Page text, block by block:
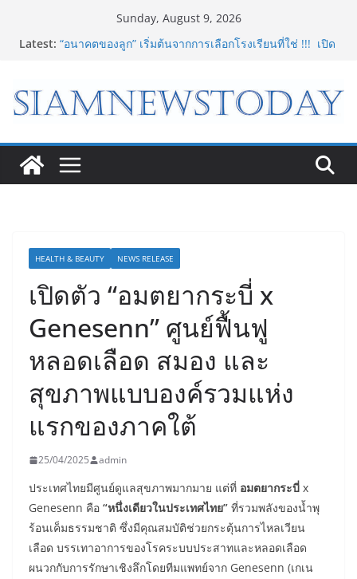
Sunday, August 9, 2026
Latest: “อนาคตของลูก” เริ่มต้นจากการเลือกโรงเรียนที่ใช่ !!! เปิด
Premium Store แห่งแรกในไทย สร้าง Community แห่ง
การเรียนรู้ผ่าน 3D Printing
“Rise of the Tenth Lord” เปิดสงครามกิลด์ข้ามประเทศ
ฉลองเซิร์ฟเวอร์ใหม่ เฮเลนา
8.8 “ซูเลียน” รวมพลังนักธุรกิจทั่วประเทศ จัดประชุมใหญ่
แห่งปี พบ CEO “ดร.ปิยะวัฒน์” ถ่ายทอดวิสัยทัศน์ธุรกิจ
HEALTH & BEAUTY NEWS RELEASE
เปิดตัว “อมตยากระบี่ x
Genesenn” ศูนย์ฟื้นฟู
หลอดเลือด สมอง และ
สุขภาพแบบองค์รวมแห่ง
แรกของภาคใต้
25/04/2025 admin
ประเทศไทยมีศูนย์ดูแลสุขภาพมากมาย แต่ที่ อมตยากระบี่ x
Genesenn คือ “หนึ่งเดียวในประเทศไทย” ที่รวมพลังของน้ำพุ
ร้อนเค็มธรรมชาติ ซึ่งมีคุณสมบัติช่วยกระตุ้นการไหลเวียน
เลือด บรรเทาอาการของโรคระบบประสาทและหลอดเลือด
ผนวกกับการรักษาเชิงลึกโดยทีมแพทย์จาก Genesenn (เกเน